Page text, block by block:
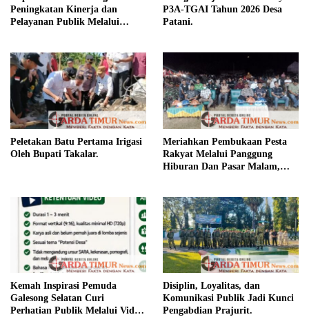
Peningkatan Kinerja dan
Pelayanan Publik Melalui
P3A-TGAI Tahun 2026 Desa
Patani.
Peletakan Batu Pertama Irigasi
Oleh Bupati Takalar.
Meriahkan Pembukaan Pesta
Rakyat Melalui Panggung
Hiburan Dan Pasar Malam,
Kemah Inspirasi Pemuda
Galesong Selatan Curi
Perhatian Publik Melalui Video
Disiplin, Loyalitas, dan
Komunikasi Publik Jadi Kunci
Pengabdian Prajurit.